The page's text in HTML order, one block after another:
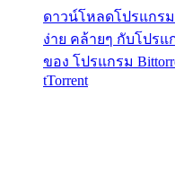
ดาวน์โหลดโปรแกรม
ง่าย คล้ายๆ กับโปร
ของ โปรแกรม
tTorrent